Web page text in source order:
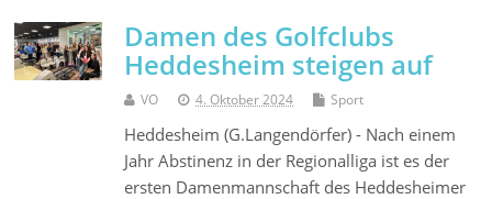
Damen des Golfclubs
Heddesheim steigen auf
VO 4. Oktober 2024 Sport
Heddesheim (G.Langendörfer) - Nach einem
Jahr Abstinenz in der Regionalliga ist es der
ersten Damenmannschaft des Heddesheimer